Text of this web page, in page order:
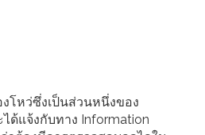
โหว่ซึ่งเป็นส่วนหนึ่งของ
ด้แจ้งกับทาง Information